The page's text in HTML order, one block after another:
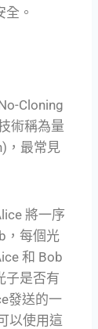
。
Cloning
術稱為量
，最常見
將一序
，每個光
和 Bob
子是否有
發送的一
以使用這